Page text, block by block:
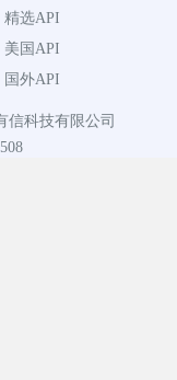
精选API
美国API
国外API
信科技有限公司